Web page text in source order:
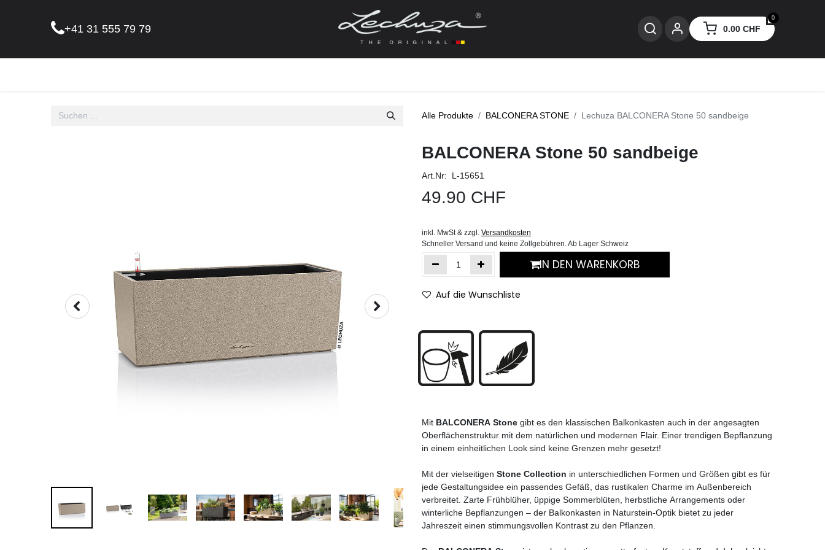
+41 31 555 79 79
0
0.00CHF
Alle Produkte BALCONERA STONE Lechuza BALCONERA Stone 50 sandbeige
BALCONERA Stone 50 sandbeige
Art.Nr: L-15651
49.90 CHF
inkl. MwSt & zzgl. Versandkosten
Schneller Versand und keine Zollgebühren. Ab Lager Schweiz
IN DEN WARENKORB
Auf die Wunschliste
Mit BALCONERA Stone gibt es den klassischen Balkonkasten auch in der angesagten
Oberflächenstruktur mit dem natürlichen und modernen Flair. Einer trendigen Bepflanzung
in einem einheitlichen Look sind keine Grenzen mehr gesetzt!
Mit der vielseitigen Stone Collection in unterschiedlichen Formen und Größen gibt es für
jede Gestaltungsidee ein passendes Gefäß, das rustikalen Charme im Außenbereich
verbreitet. Zarte Frühblüher, üppige Sommerblüten, herbstliche Arrangements oder
winterliche Bepflanzungen – der Balkonkasten in Naturstein-Optik bietet zu jeder
Jahreszeit einen stimmungsvollen Kontrast zu den Pflanzen.